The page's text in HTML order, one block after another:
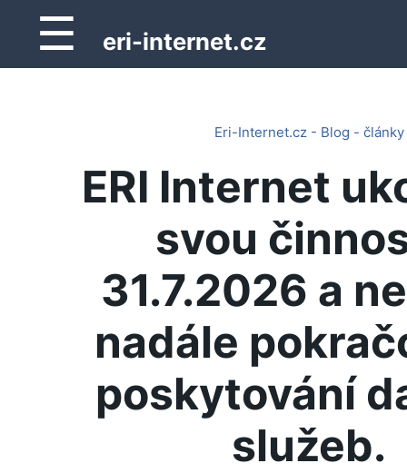
☰ eri-internet.cz
Eri-Internet.cz - Blog - články
ERI Internet
svou
31.7.2026 a
nadále
poskytování
služeb.